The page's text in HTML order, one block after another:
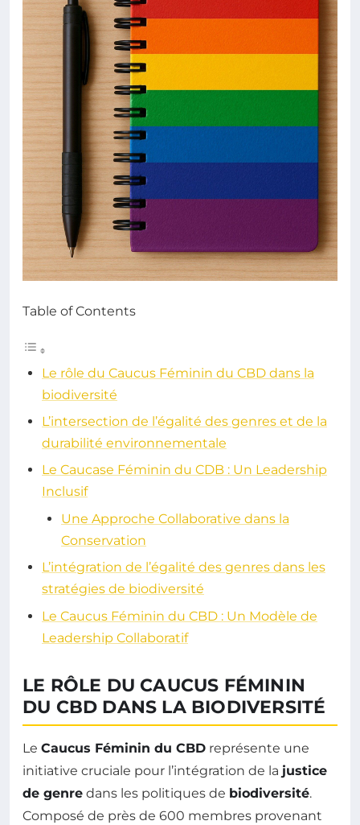
Table of Contents
Le rôle du Caucus Féminin du CBD dans la
biodiversité
L’intersection de l’égalité des genres et de la
durabilité environnementale
Le Caucase Féminin du CDB : Un Leadership
Inclusif
Une Approche Collaborative dans la
Conservation
L’intégration de l’égalité des genres dans les
stratégies de biodiversité
Le Caucus Féminin du CBD : Un Modèle de
Leadership Collaboratif
LE RÔLE DU CAUCUS FÉMININ
DU CBD DANS LA BIODIVERSITÉ
Le Caucus Féminin du CBD représente une
initiative cruciale pour l’intégration de la justice
de genre dans les politiques de biodiversité.
Composé de près de 600 membres provenant